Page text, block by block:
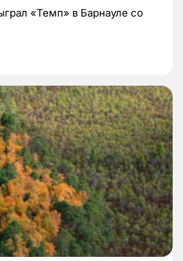
«Темп» в Барнауле со